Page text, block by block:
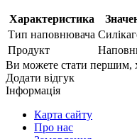
Характеристика
Тип наповнювача
Продукт
Ви можете стати першим,
Додати відгук
Інформація
Карта сайту
Про нас